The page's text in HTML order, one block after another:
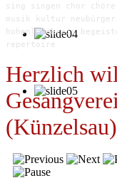
sing singen chor
musik kultur
hohenlohekreis
repertoire
Herzlich
(Künzelsau)